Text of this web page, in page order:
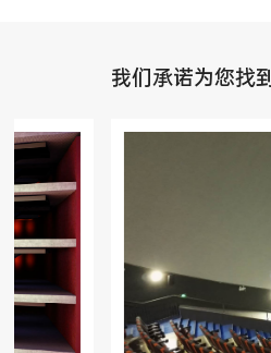
我们承诺为您找到